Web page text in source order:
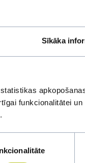
Sīkāka
funkcionalitātei